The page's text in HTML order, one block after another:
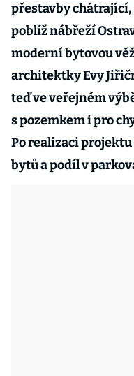
přestavby
poblíž nábřeží
moderní bytovou
architektky Evy
teď ve veřejném
s pozemkem i pro
Po realizaci
bytů a podíl v